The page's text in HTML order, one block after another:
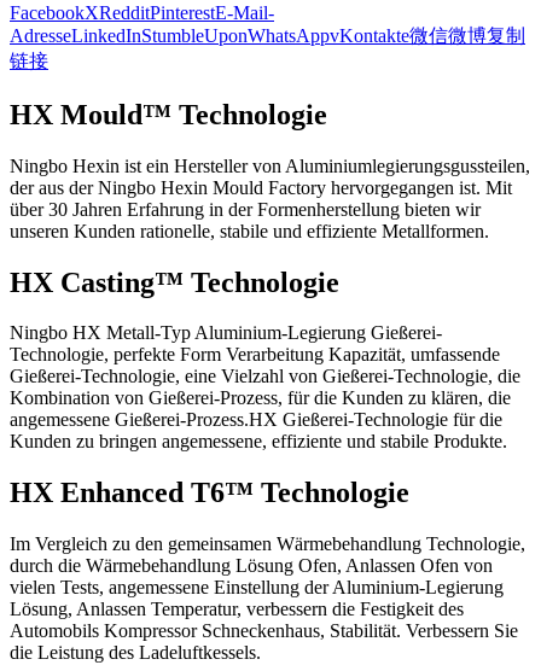
FacebookXRedditPinterestE-Mail-
AdresseLinkedInStumbleUponWhatsAppvKontakte微信微博复制
链接
HX Mould™ Technologie
Ningbo Hexin ist ein Hersteller von Aluminiumlegierungsgussteilen,
der aus der Ningbo Hexin Mould Factory hervorgegangen ist. Mit
über 30 Jahren Erfahrung in der Formenherstellung bieten wir
unseren Kunden rationelle, stabile und effiziente Metallformen.
HX Casting™ Technologie
Ningbo HX Metall-Typ Aluminium-Legierung Gießerei-
Technologie, perfekte Form Verarbeitung Kapazität, umfassende
Gießerei-Technologie, eine Vielzahl von Gießerei-Technologie, die
Kombination von Gießerei-Prozess, für die Kunden zu klären, die
angemessene Gießerei-Prozess.HX Gießerei-Technologie für die
Kunden zu bringen angemessene, effiziente und stabile Produkte.
HX Enhanced T6™ Technologie
Im Vergleich zu den gemeinsamen Wärmebehandlung Technologie,
durch die Wärmebehandlung Lösung Ofen, Anlassen Ofen von
vielen Tests, angemessene Einstellung der Aluminium-Legierung
Lösung, Anlassen Temperatur, verbessern die Festigkeit des
Automobils Kompressor Schneckenhaus, Stabilität. Verbessern Sie
die Leistung des Ladeluftkessels.